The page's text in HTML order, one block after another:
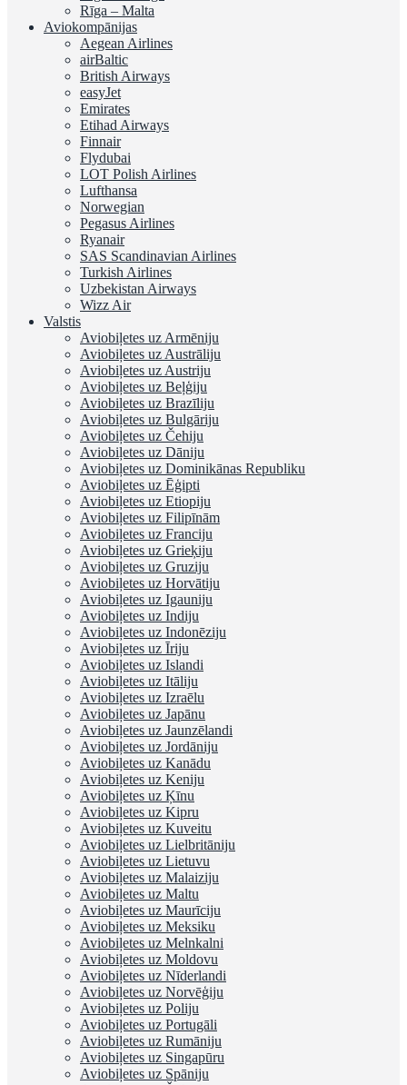
Rīga – Malta
Aviokompānijas
Aegean Airlines
airBaltic
British Airways
easyJet
Emirates
Etihad Airways
Finnair
Flydubai
LOT Polish Airlines
Lufthansa
Norwegian
Pegasus Airlines
Ryanair
SAS Scandinavian Airlines
Turkish Airlines
Uzbekistan Airways
Wizz Air
Valstis
Aviobiļetes uz Armēniju
Aviobiļetes uz Austrāliju
Aviobiļetes uz Austriju
Aviobiļetes uz Beļģiju
Aviobiļetes uz Brazīliju
Aviobiļetes uz Bulgāriju
Aviobiļetes uz Čehiju
Aviobiļetes uz Dāniju
Aviobiļetes uz Dominikānas Republiku
Aviobiļetes uz Ēģipti
Aviobiļetes uz Etiopiju
Aviobiļetes uz Filipīnām
Aviobiļetes uz Franciju
Aviobiļetes uz Grieķiju
Aviobiļetes uz Gruziju
Aviobiļetes uz Horvātiju
Aviobiļetes uz Igauniju
Aviobiļetes uz Indiju
Aviobiļetes uz Indonēziju
Aviobiļetes uz Īriju
Aviobiļetes uz Islandi
Aviobiļetes uz Itāliju
Aviobiļetes uz Izraēlu
Aviobiļetes uz Japānu
Aviobiļetes uz Jaunzēlandi
Aviobiļetes uz Jordāniju
Aviobiļetes uz Kanādu
Aviobiļetes uz Keniju
Aviobiļetes uz Ķīnu
Aviobiļetes uz Kipru
Aviobiļetes uz Kuveitu
Aviobiļetes uz Lielbritāniju
Aviobiļetes uz Lietuvu
Aviobiļetes uz Malaiziju
Aviobiļetes uz Maltu
Aviobiļetes uz Maurīciju
Aviobiļetes uz Meksiku
Aviobiļetes uz Melnkalni
Aviobiļetes uz Moldovu
Aviobiļetes uz Nīderlandi
Aviobiļetes uz Norvēģiju
Aviobiļetes uz Poliju
Aviobiļetes uz Portugāli
Aviobiļetes uz Rumāniju
Aviobiļetes uz Singapūru
Aviobiļetes uz Spāniju